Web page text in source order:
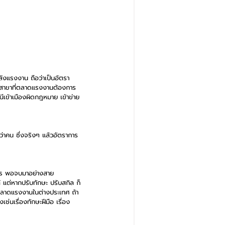
แรงงาน ถือว่าเป็นอัตรา
ขาที่ตลาดแรงงานต้องการ
ข้าเมืองผิดกฎหมาย เข้าข่าย
คน ซึ่งจริงๆ แล้วอัตราการ
พอจบมาอย่างสาย
แต่หากปรับทักษะ ปรับสกิล ก็
ดแรงงานในต่างประเทศ ถ้า
ช่นเรื่องทักษะฝีมือ เรื่อง